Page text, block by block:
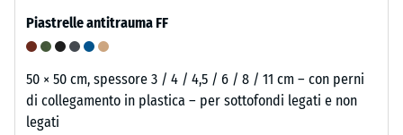
Piastrelle antitrauma FF
50 × 50 cm, spessore 3 / 4 / 4,5 / 6 / 8 / 11 cm – con perni
di collegamento in plastica – per sottofondi legati e non
legati